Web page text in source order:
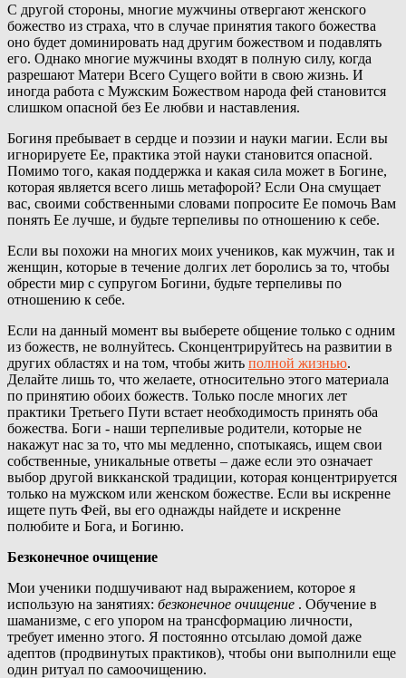
С другой стороны, многие мужчины отвергают женского
божество из страха, что в случае принятия такого божества
оно будет доминировать над другим божеством и подавлять
его. Однако многие мужчины входят в полную силу, когда
разрешают Матери Всего Сущего войти в свою жизнь. И
иногда работа с Мужским Божеством народа фей становится
слишком опасной без Ее любви и наставления.
Богиня пребывает в сердце и поэзии и науки магии. Если вы
игнорируете Ее, практика этой науки становится опасной.
Помимо того, какая поддержка и какая сила может в Богине,
которая является всего лишь метафорой? Если Она смущает
вас, своими собственными словами попросите Ее помочь Вам
понять Ее лучше, и будьте терпеливы по отношению к себе.
Если вы похожи на многих моих учеников, как мужчин, так и
женщин, которые в течение долгих лет боролись за то, чтобы
обрести мир с супругом Богини, будьте терпеливы по
отношению к себе.
Если на данный момент вы выберете общение только с одним
из божеств, не волнуйтесь. Сконцентрируйтесь на развитии в
других областях и на том, чтобы жить полной жизнью.
Делайте лишь то, что желаете, относительно этого материала
по принятию обоих божеств. Только после многих лет
практики Третьего Пути встает необходимость принять оба
божества. Боги - наши терпеливые родители, которые не
накажут нас за то, что мы медленно, спотыкаясь, ищем свои
собственные, уникальные ответы – даже если это означает
выбор другой викканской традиции, которая концентрируется
только на мужском или женском божестве. Если вы искренне
ищете путь Фей, вы его однажды найдете и искренне
полюбите и Бога, и Богиню.
Безконечное очищение
Мои ученики подшучивают над выражением, которое я
использую на занятиях: безконечное очищение . Обучение в
шаманизме, с его упором на трансформацию личности,
требует именно этого. Я постоянно отсылаю домой даже
адептов (продвинутых практиков), чтобы они выполнили еще
один ритуал по самоочищению.